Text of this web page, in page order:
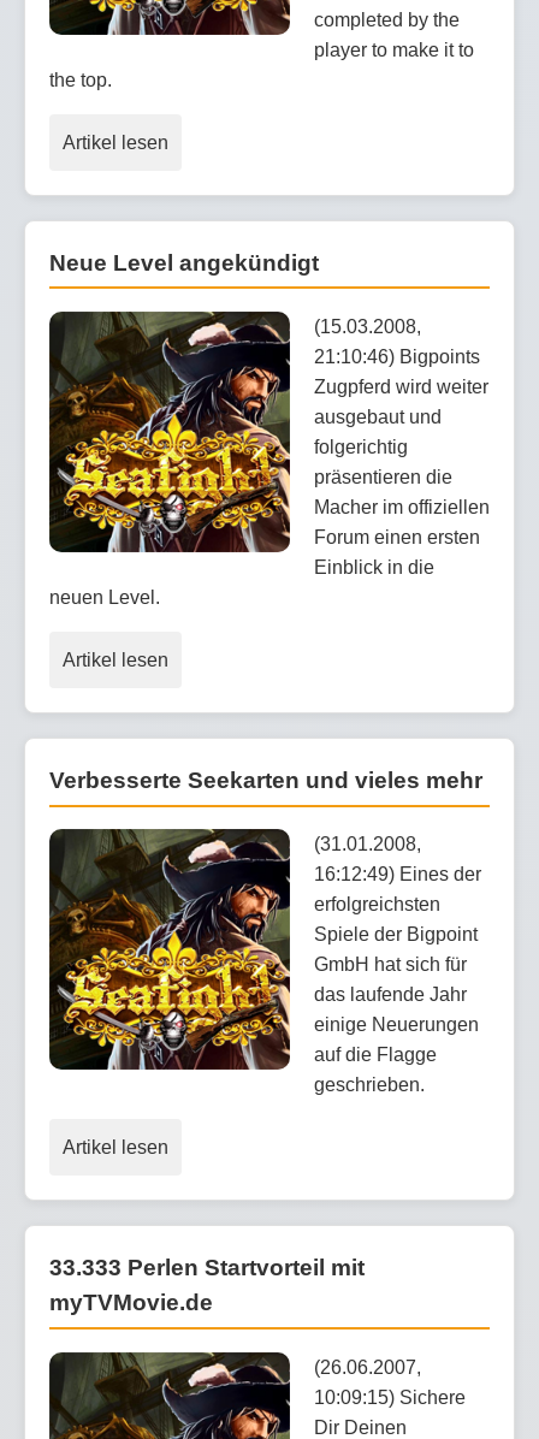
completed by the
player to make it to
the top.
Artikel lesen
Neue Level angekündigt
(15.03.2008,
21:10:46) Bigpoints
Zugpferd wird weiter
ausgebaut und
folgerichtig
präsentieren die
Macher im offiziellen
Forum einen ersten
Einblick in die
neuen Level.
Artikel lesen
Verbesserte Seekarten und vieles mehr
(31.01.2008,
16:12:49) Eines der
erfolgreichsten
Spiele der Bigpoint
GmbH hat sich für
das laufende Jahr
einige Neuerungen
auf die Flagge
geschrieben.
Artikel lesen
33.333 Perlen Startvorteil mit
myTVMovie.de
(26.06.2007,
10:09:15) Sichere
Dir Deinen